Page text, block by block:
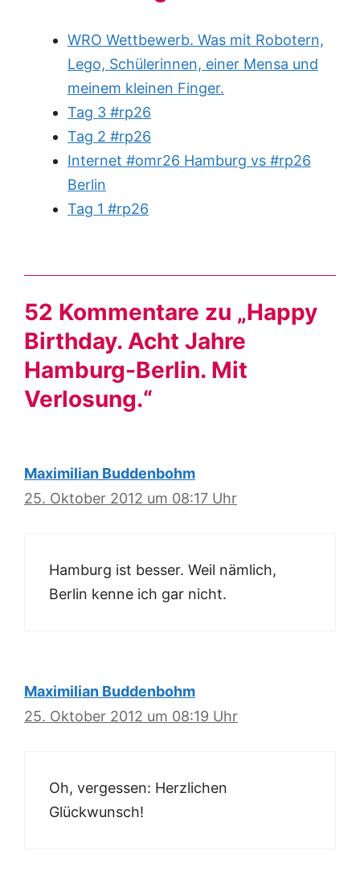
WRO Wettbewerb. Was mit Robotern,
Lego, Schülerinnen, einer Mensa und
meinem kleinen Finger.
Tag 3 #rp26
Tag 2 #rp26
Internet #omr26 Hamburg vs #rp26
Berlin
Tag 1 #rp26
52 Kommentare zu „Happy
Birthday. Acht Jahre
Hamburg-Berlin. Mit
Verlosung.“
Maximilian Buddenbohm
25. Oktober 2012 um 08:17 Uhr
Hamburg ist besser. Weil nämlich,
Berlin kenne ich gar nicht.
Maximilian Buddenbohm
25. Oktober 2012 um 08:19 Uhr
Oh, vergessen: Herzlichen
Glückwunsch!